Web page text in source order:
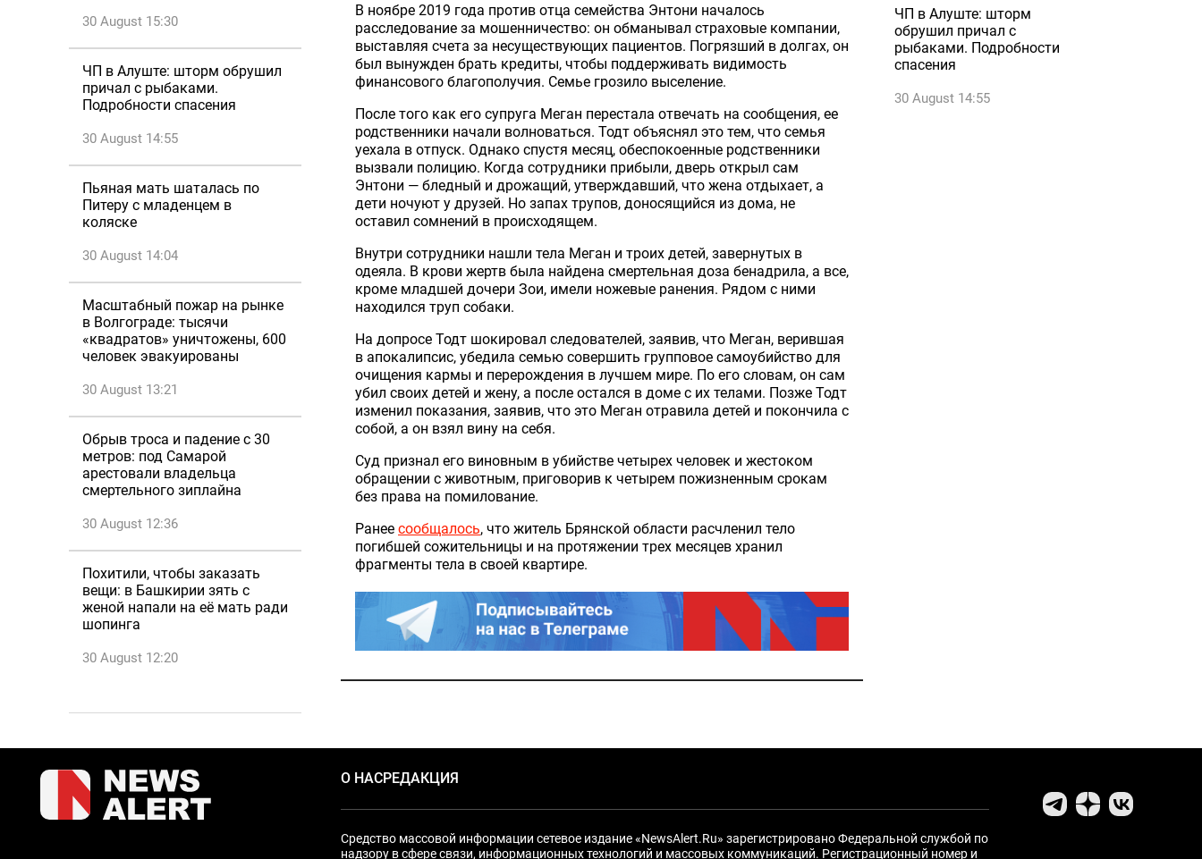
30 August 15:30
ЧП в Алуште: шторм обрушил
причал с рыбаками.
Подробности спасения
30 August 14:55
Пьяная мать шаталась по
Питеру с младенцем в
коляске
30 August 14:04
Масштабный пожар на рынке
в Волгограде: тысячи
«квадратов» уничтожены, 600
человек эвакуированы
30 August 13:21
Обрыв троса и падение с 30
метров: под Самарой
арестовали владельца
смертельного зиплайна
30 August 12:36
Похитили, чтобы заказать
вещи: в Башкирии зять с
женой напали на её мать ради
шопинга
30 August 12:20
В ноябре 2019 года против отца семейства Энтони началось
расследование за мошенничество: он обманывал страховые компании,
выставляя счета за несуществующих пациентов. Погрязший в долгах, он
был вынужден брать кредиты, чтобы поддерживать видимость
финансового благополучия. Семье грозило выселение.
После того как его супруга Меган перестала отвечать на сообщения, ее
родственники начали волноваться. Тодт объяснял это тем, что семья
уехала в отпуск. Однако спустя месяц, обеспокоенные родственники
вызвали полицию. Когда сотрудники прибыли, дверь открыл сам
Энтони — бледный и дрожащий, утверждавший, что жена отдыхает, а
дети ночуют у друзей. Но запах трупов, доносящийся из дома, не
оставил сомнений в происходящем.
Внутри сотрудники нашли тела Меган и троих детей, завернутых в
одеяла. В крови жертв была найдена смертельная доза бенадрила, а все,
кроме младшей дочери Зои, имели ножевые ранения. Рядом с ними
находился труп собаки.
На допросе Тодт шокировал следователей, заявив, что Меган, верившая
в апокалипсис, убедила семью совершить групповое самоубийство для
очищения кармы и перерождения в лучшем мире. По его словам, он сам
убил своих детей и жену, а после остался в доме с их телами. Позже Тодт
изменил показания, заявив, что это Меган отравила детей и покончила с
собой, а он взял вину на себя.
Суд признал его виновным в убийстве четырех человек и жестоком
обращении с животным, приговорив к четырем пожизненным срокам
без права на помилование.
Ранее сообщалось, что житель Брянской области расчленил тело
погибшей сожительницы и на протяжении трех месяцев хранил
фрагменты тела в своей квартире.
ЧП в Алуште: шторм
обрушил причал с
рыбаками. Подробности
спасения
30 August 14:55
О НАСРЕДАКЦИЯ
Средство массовой информации сетевое издание «NewsAlert.Ru» зарегистрировано Федеральной службой по
надзору в сфере связи, информационных технологий и массовых коммуникаций. Регистрационный номер и